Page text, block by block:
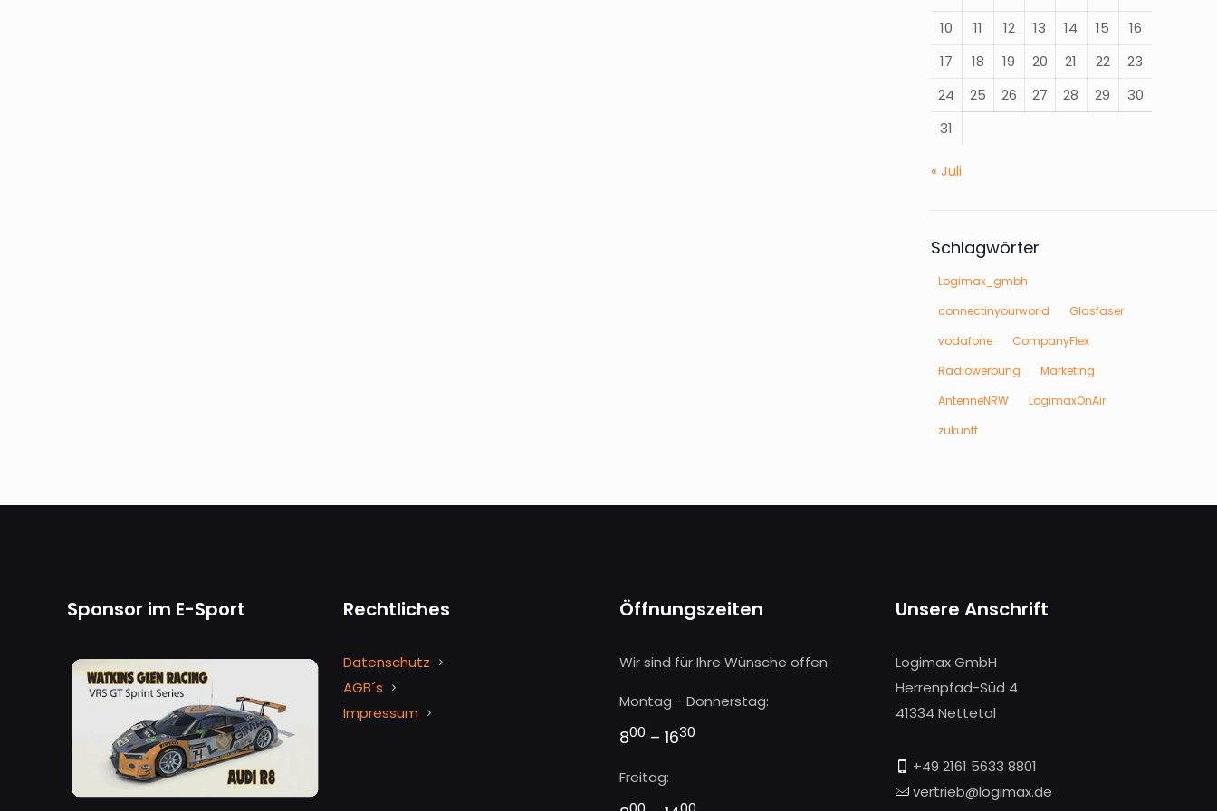
10
11 12 13 14 15
16
17
18 19 20 21 22
23
24
25 26 27 28 29
30
31
« Juli
Schlagwörter
Logimax_gmbh
connectinyourworld
Glasfaser
vodafone
CompanyFlex
Radiowerbung
Marketing
AntenneNRW
LogimaxOnAir
zukunft
Sponsor im E-Sport Rechtliches
Datenschutz
AGB´s
Impressum
Öffnungszeiten
Wir sind für Ihre Wünsche offen.
Montag - Donnerstag:
800 – 1630
Freitag:
Unsere Anschrift
Logimax GmbH
Herrenpfad-Süd 4
41334 Nettetal
+49 2161 5633 8801
vertrieb@logimax.de